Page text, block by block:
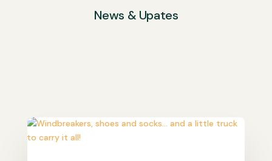
News & Upates